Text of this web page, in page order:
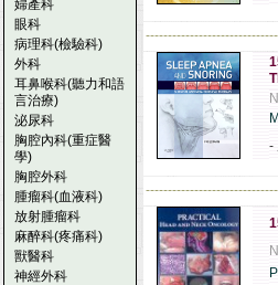
婦產科
眼科
病理科(檢驗科)
外科
耳鼻喉科(聽力和語
言治療)
泌尿科
胸腔內科(重症醫
學)
胸腔外科
腫瘤科(血液科)
放射腫瘤科
麻醉科(疼痛科)
獸醫科
神經外科
-